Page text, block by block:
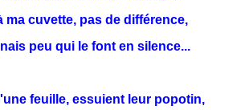
ma cuvette, pas de différence,
peu qui le font en silence...
feuille, essuient leur popotin,